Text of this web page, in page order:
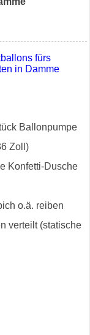
Ballonpumpe
Zoll)
Konfetti-Dusche
o.ä. reiben
verteilt (statische